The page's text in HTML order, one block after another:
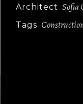
Architect Sofia
Tags